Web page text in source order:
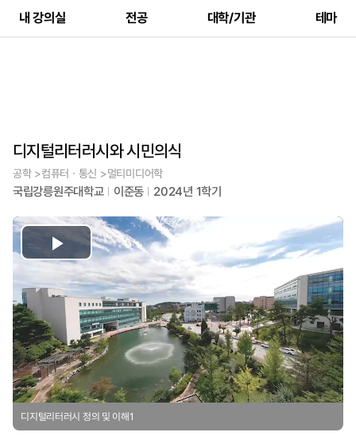
내 강의실 전공 대학/기관 테마
디지털리터러시와 시민의식
공학 >컴퓨터ㆍ통신 >멀티미디어학
국립강릉원주대학교 이준동 2024년 1학기
Play
Video
디지털리터러시 정의 및 이해1